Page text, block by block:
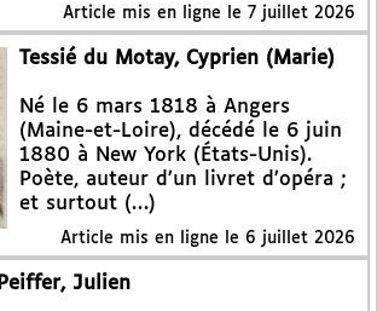
Article mis en ligne le 7 juillet 2026
Tessié du Motay, Cyprien (Marie)
Né le 6 mars 1818 à Angers
(Maine-et-Loire), décédé le 6 juin
1880 à New York (États-Unis).
Poète, auteur d’un livret d’opéra ;
et surtout (…)
Article mis en ligne le 6 juillet 2026
Peiffer, Julien